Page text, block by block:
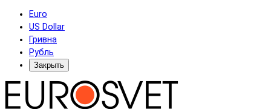
Euro
US Dollar
Гривна
Рубль
Закрыть